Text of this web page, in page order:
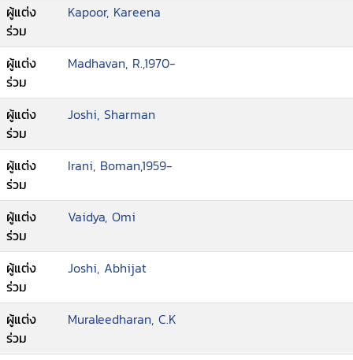
ผู้แต่ง
ร่วม
Kapoor, Kareena
ผู้แต่ง
ร่วม
Madhavan, R.,1970-
ผู้แต่ง
ร่วม
Joshi, Sharman
ผู้แต่ง
ร่วม
Irani, Boman,1959-
ผู้แต่ง
ร่วม
Vaidya, Omi
ผู้แต่ง
ร่วม
Joshi, Abhijat
ผู้แต่ง
ร่วม
Muraleedharan, C.K